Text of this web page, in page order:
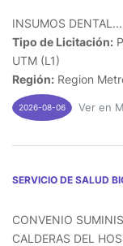
INSUMOS DENTAL...
Tipo de Licitación:
UTM (L1)
Región: Region
2026-08-06 Ver en
SERVICIO DE SALUD
CONVENIO
CALDERAS DEL